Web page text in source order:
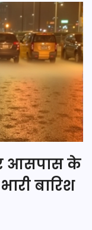
आसपास के
बारिश